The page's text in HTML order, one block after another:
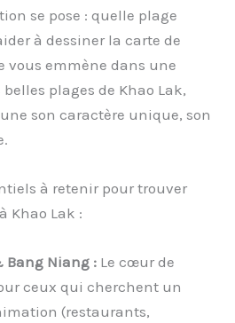
se pose : quelle plage
à dessiner la carte de
vous emmène dans une
plages de Khao Lak,
son caractère unique, son
à retenir pour trouver
Khao Lak :
Bang Niang :Le cœur de
ceux qui cherchent un
(restaurants,